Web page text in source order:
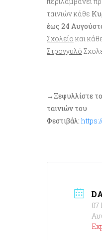
ταινιών κάθε
έως 24
Σχολείο και
Στρογγυλό
→Ξεφυλλίστε
ταινιών του
Φεστιβάλ:
07